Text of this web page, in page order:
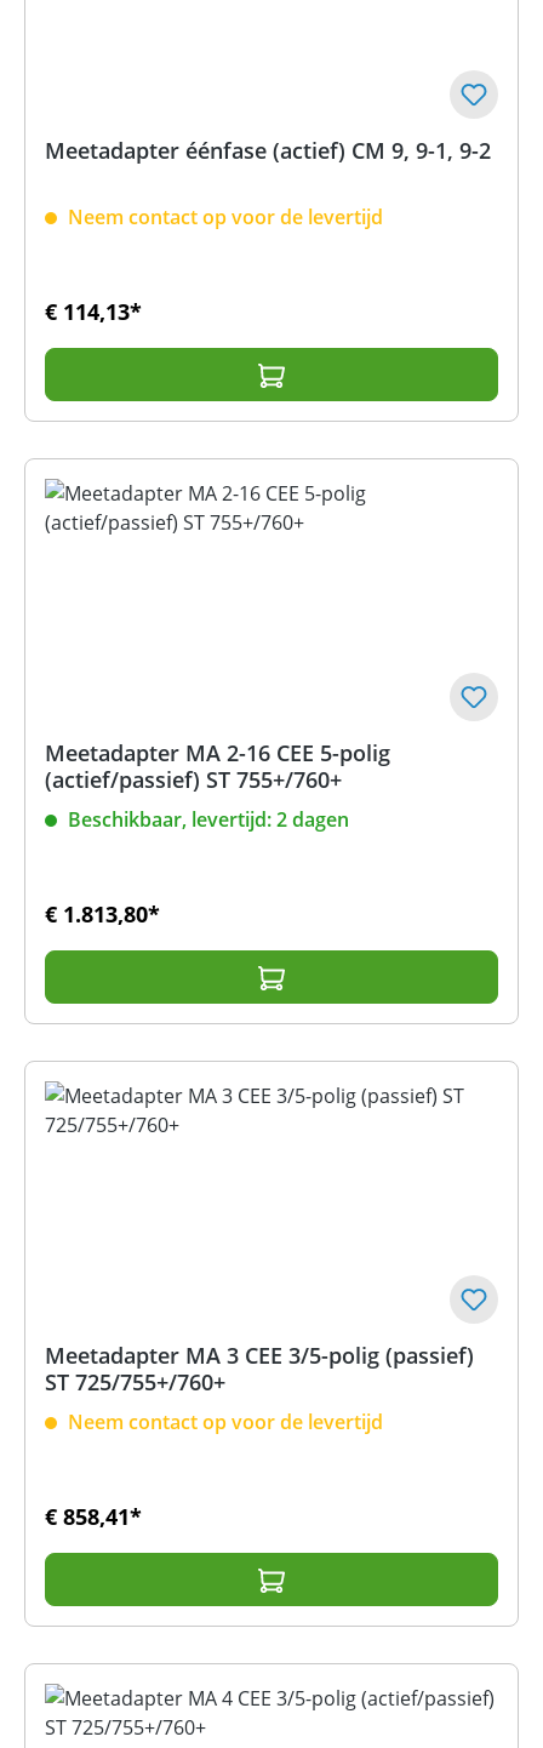
Meetadapter éénfase (actief) CM 9, 9-1, 9-2
Neem contact op voor de levertijd
€ 114,13*
Meetadapter MA 2-16 CEE 5-polig
(actief/passief) ST 755+/760+
Beschikbaar, levertijd: 2 dagen
€ 1.813,80*
Meetadapter MA 3 CEE 3/5-polig (passief)
ST 725/755+/760+
Neem contact op voor de levertijd
€ 858,41*